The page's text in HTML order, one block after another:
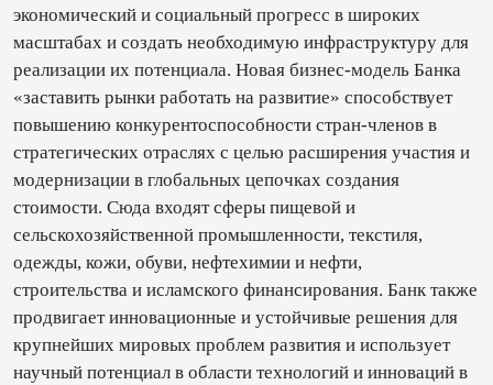
экономический и социальный прогресс в широких
масштабах и создать необходимую инфраструктуру для
реализации их потенциала. Новая бизнес-модель Банка
«заставить рынки работать на развитие» способствует
повышению конкурентоспособности стран-членов в
стратегических отраслях с целью расширения участия и
модернизации в глобальных цепочках создания
стоимости. Сюда входят сферы пищевой и
сельскохозяйственной промышленности, текстиля,
одежды, кожи, обуви, нефтехимии и нефти,
строительства и исламского финансирования. Банк также
продвигает инновационные и устойчивые решения для
крупнейших мировых проблем развития и использует
научный потенциал в области технологий и инноваций в